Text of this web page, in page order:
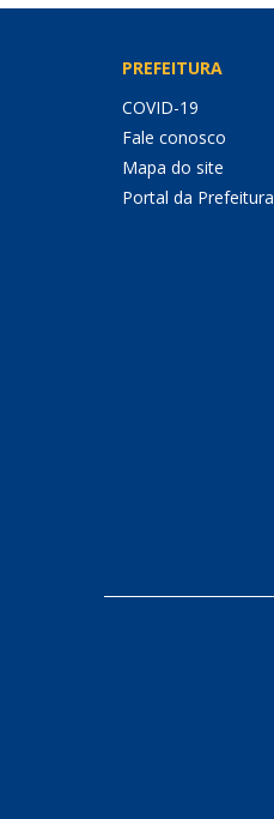
PREFEITURA
COVID-19
Fale conosco
Mapa do site
Portal da Prefeitura